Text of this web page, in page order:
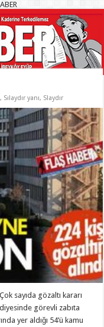
, Sılaydır yanı, Slaydır
sayıda gözaltı kararı
görevli zabıta
yer aldığı 54’ü kamu